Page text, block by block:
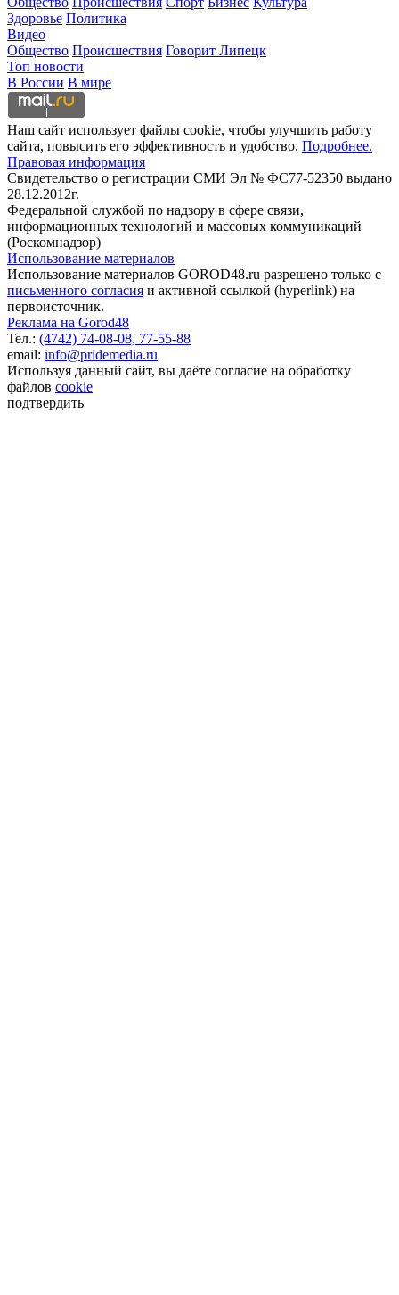
Здоровье Политика
Видео
Общество Происшествия Говорит Липецк
Топ новости
В России В мире
Наш сайт использует файлы cookie, чтобы улучшить работу
сайта, повысить его эффективность и удобство. Подробнее.
Правовая информация
Свидетельство о регистрации СМИ Эл № ФС77-52350 выдано
28.12.2012г.
Федеральной службой по надзору в сфере связи,
информационных технологий и массовых коммуникаций
(Роскомнадзор)
Использование материалов
Использование материалов GOROD48.ru разрешено только с
письменного согласия и активной ссылкой (hyperlink) на
первоисточник.
Реклама на Gorod48
Тел.: (4742) 74-08-08, 77-55-88
email: info@pridemedia.ru
Используя данный сайт, вы даёте согласие на обработку
файлов cookie
подтвердить